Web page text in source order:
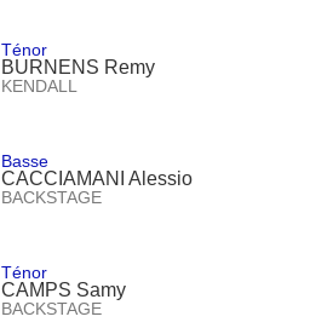
Ténor
BURNENS Remy
KENDALL
Basse
CACCIAMANI Alessio
BACKSTAGE
Ténor
CAMPS Samy
BACKSTAGE